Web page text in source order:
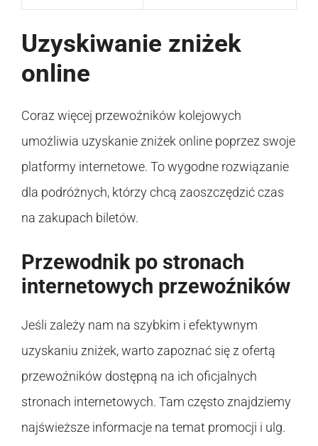
Uzyskiwanie zniżek
online
Coraz więcej przewoźników kolejowych
umożliwia uzyskanie zniżek online poprzez swoje
platformy internetowe. To wygodne rozwiązanie
dla podróżnych, którzy chcą zaoszczędzić czas
na zakupach biletów.
Przewodnik po stronach
internetowych przewoźników
Jeśli zależy nam na szybkim i efektywnym
uzyskaniu zniżek, warto zapoznać się z ofertą
przewoźników dostępną na ich oficjalnych
stronach internetowych. Tam często znajdziemy
najświeższe informacje na temat promocji i ulg.